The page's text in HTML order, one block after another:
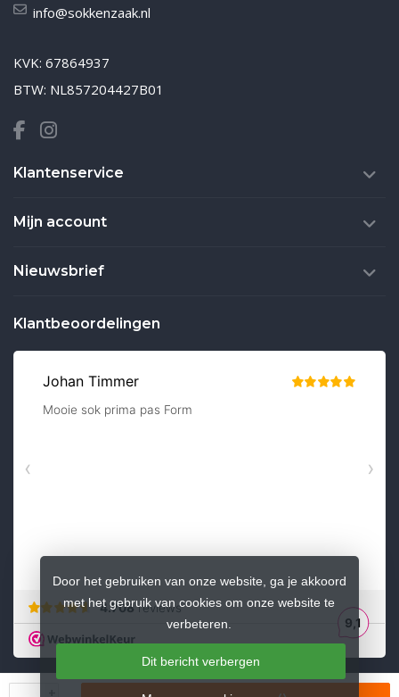
info@sokkenzaak.nl
KVK: 67864937
BTW: NL857204427B01
Klantenservice
Mijn account
Nieuwsbrief
Klantbeoordelingen
Door het gebruiken van onze website, ga je akkoord
met het gebruik van cookies om onze website te
verbeteren.
Dit bericht verbergen